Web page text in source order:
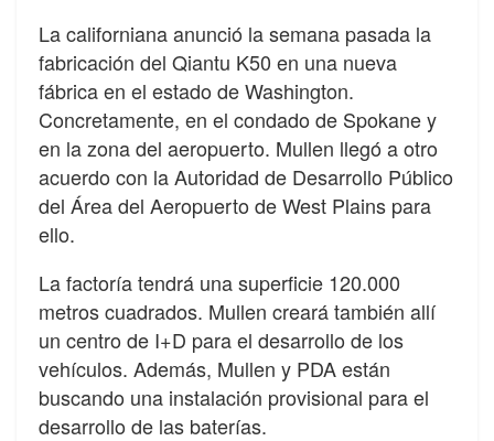
La californiana anunció la semana pasada la
fabricación del Qiantu K50 en una nueva
fábrica en el estado de Washington.
Concretamente, en el condado de Spokane y
en la zona del aeropuerto. Mullen llegó a otro
acuerdo con la Autoridad de Desarrollo Público
del Área del Aeropuerto de West Plains para
ello.
La factoría tendrá una superficie 120.000
metros cuadrados. Mullen creará también allí
un centro de I+D para el desarrollo de los
vehículos. Además, Mullen y PDA están
buscando una instalación provisional para el
desarrollo de las baterías.